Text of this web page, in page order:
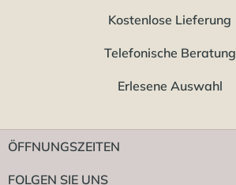
Kostenlose Lieferung
Telefonische Beratung
Erlesene Auswahl
ÖFFNUNGSZEITEN
FOLGEN SIE UNS